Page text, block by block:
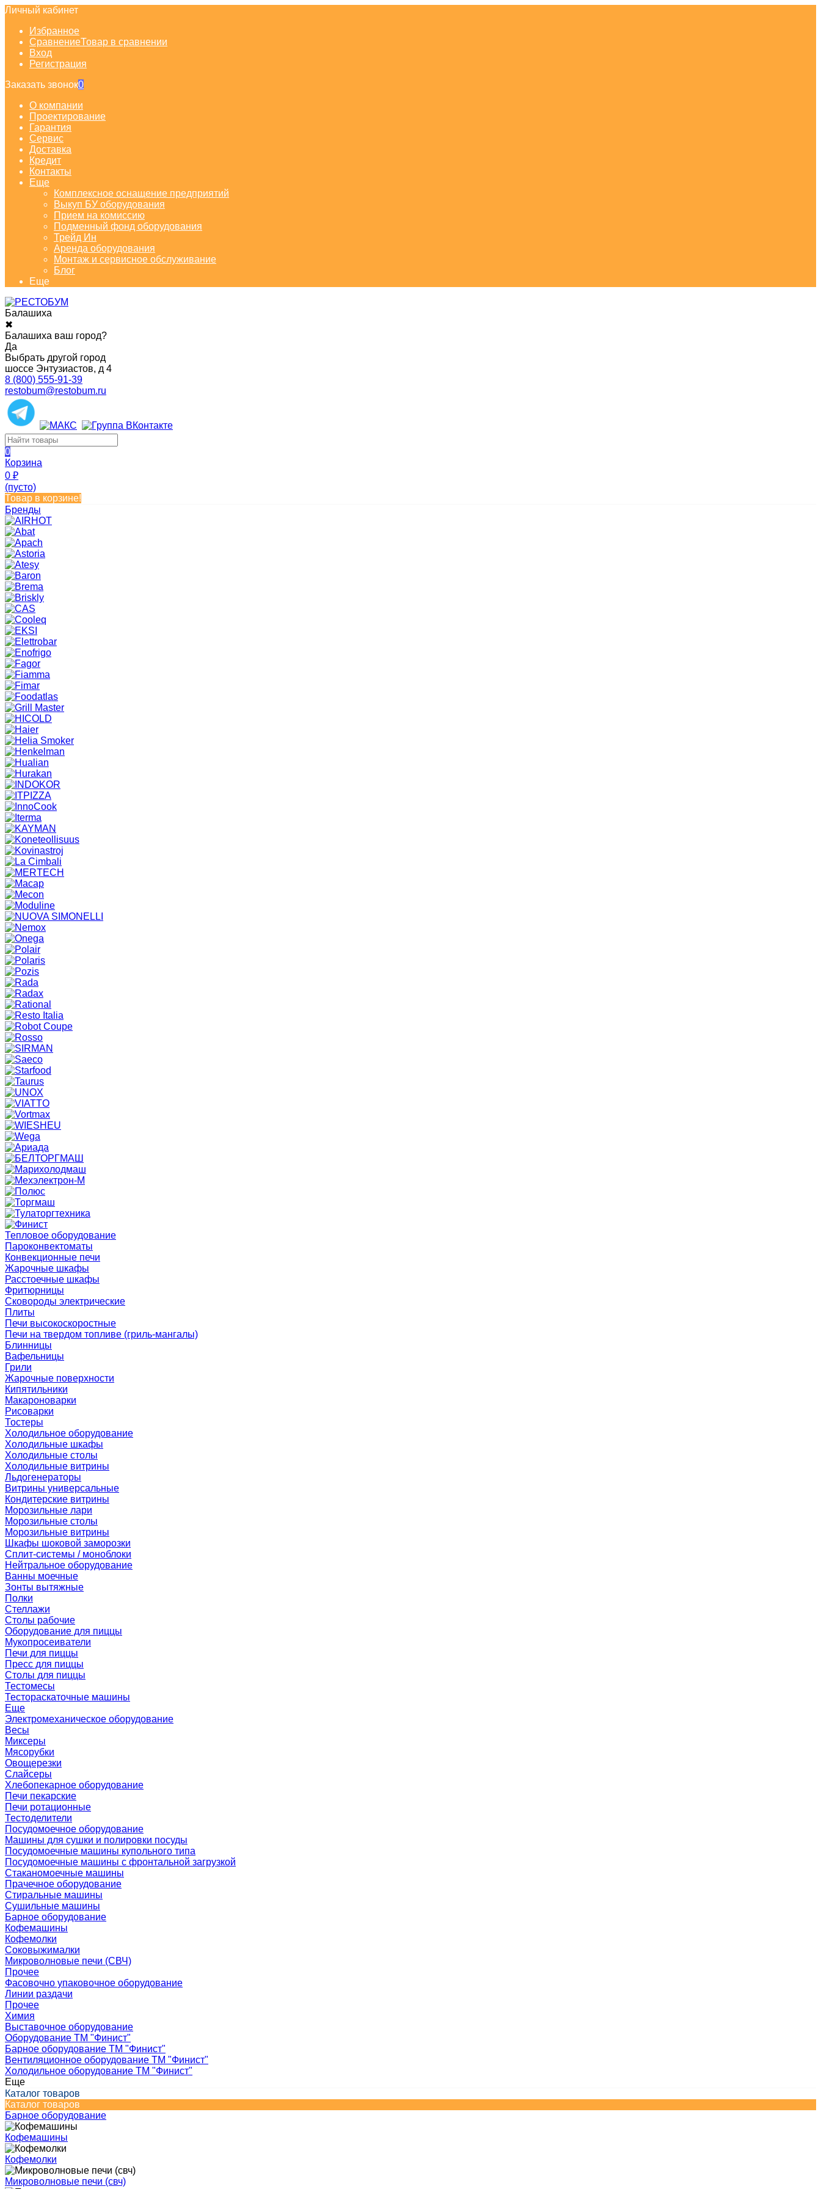
Личный кабинет
Избранное
СравнениеТовар в сравнении
Вход
Регистрация
Заказать звонок0
О компании
Проектирование
Гарантия
Сервис
Доставка
Кредит
Контакты
Еще
Комплексное оснащение предприятий
Выкуп БУ оборудования
Прием на комиссию
Подменный фонд оборудования
Трейд Ин
Аренда оборудования
Монтаж и сервисное обслуживание
Блог
Еще
Балашиха
✖
Балашиха ваш город?
Да
Выбрать другой город
шоссе Энтузиастов, д 4
8 (800) 555-91-39
restobum@restobum.ru
0
Корзина
0 ₽
(пусто)
Товар в корзине!
Бренды
Тепловое оборудование
Пароконвектоматы
Конвекционные печи
Жарочные шкафы
Расстоечные шкафы
Фритюрницы
Сковороды электрические
Плиты
Печи высокоскоростные
Печи на твердом топливе (гриль-мангалы)
Блинницы
Вафельницы
Грили
Жарочные поверхности
Кипятильники
Макароноварки
Рисоварки
Тостеры
Холодильное оборудование
Холодильные шкафы
Холодильные столы
Холодильные витрины
Льдогенераторы
Витрины универсальные
Кондитерские витрины
Морозильные лари
Морозильные столы
Морозильные витрины
Шкафы шоковой заморозки
Сплит-системы / моноблоки
Нейтральное оборудование
Ванны моечные
Зонты вытяжные
Полки
Стеллажи
Столы рабочие
Оборудование для пиццы
Мукопросеиватели
Печи для пиццы
Пресс для пиццы
Столы для пиццы
Тестомесы
Тестораскаточные машины
Еще
Электромеханическое оборудование
Весы
Миксеры
Мясорубки
Овощерезки
Слайсеры
Хлебопекарное оборудование
Печи пекарские
Печи ротационные
Тестоделители
Посудомоечное оборудование
Машины для сушки и полировки посуды
Посудомоечные машины купольного типа
Посудомоечные машины с фронтальной загрузкой
Стаканомоечные машины
Прачечное оборудование
Стиральные машины
Сушильные машины
Барное оборудование
Кофемашины
Кофемолки
Соковыжималки
Микроволновые печи (СВЧ)
Прочее
Фасовочно упаковочное оборудование
Линии раздачи
Прочее
Химия
Выставочное оборудование
Оборудование ТМ "Финист"
Барное оборудование ТМ "Финист"
Вентиляционное оборудование ТМ "Финист"
Холодильное оборудование ТМ "Финист"
Еще
Каталог товаров
Каталог товаров
Барное оборудование
Кофемашины
Кофемолки
Микроволновые печи (свч)